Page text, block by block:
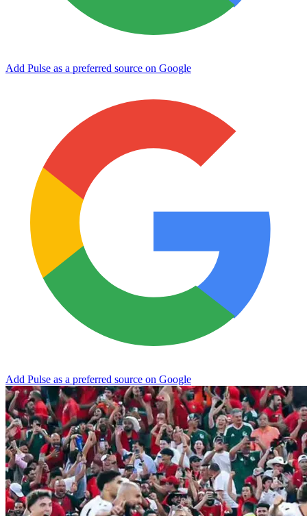
Add Pulse as a preferred source on Google
Add Pulse as a preferred source on Google